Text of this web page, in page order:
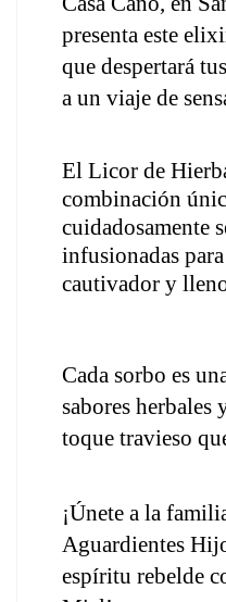
presenta este
que despertará
a un viaje de
El Licor de
combinación
cuidadosamente
infusionadas
cautivador y
Cada sorbo es
sabores herbales
toque travieso
¡Únete a la
Aguardientes
espíritu rebelde